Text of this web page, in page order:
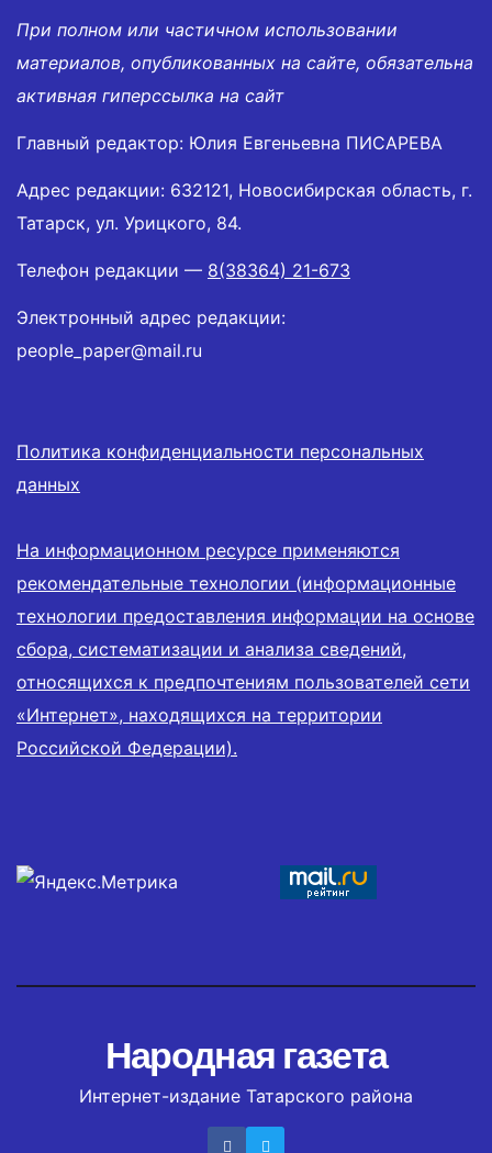
При полном или частичном использовании
материалов, опубликованных на сайте, обязательна
активная гиперссылка на сайт
Главный редактор: Юлия Евгеньевна ПИСАРЕВА
Адрес редакции: 632121, Новосибирская область, г.
Татарск, ул. Урицкого, 84.
Телефон редакции — 8(38364) 21-673
Электронный адрес редакции:
people_paper@mail.ru
Политика конфиденциальности персональных
данных
На информационном ресурсе применяются
рекомендательные технологии (информационные
технологии предоставления информации на основе
сбора, систематизации и анализа сведений,
относящихся к предпочтениям пользователей сети
«Интернет», находящихся на территории
Российской Федерации).
Народная газета
Интернет-издание Татарского района